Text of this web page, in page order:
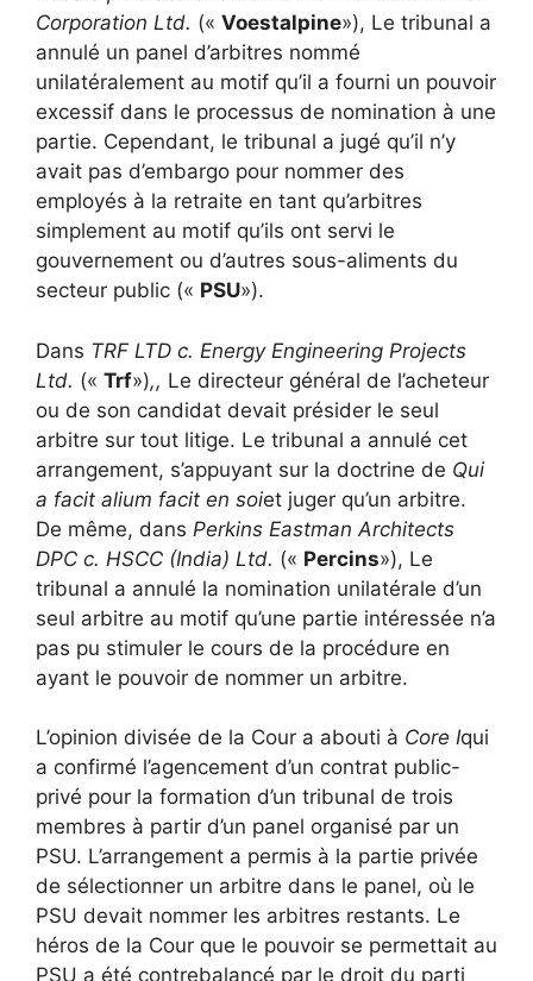
Corporation Ltd. (« Voestalpine»), Le tribunal a
annulé un panel d’arbitres nommé
unilatéralement au motif qu’il a fourni un pouvoir
excessif dans le processus de nomination à une
partie. Cependant, le tribunal a jugé qu’il n’y
avait pas d’embargo pour nommer des
employés à la retraite en tant qu’arbitres
simplement au motif qu’ils ont servi le
gouvernement ou d’autres sous-aliments du
secteur public (« PSU»).
Dans TRF LTD c. Energy Engineering Projects
Ltd. (« Trf»),, Le directeur général de l’acheteur
ou de son candidat devait présider le seul
arbitre sur tout litige. Le tribunal a annulé cet
arrangement, s’appuyant sur la doctrine de Qui
a facit alium facit en soiet juger qu’un arbitre.
De même, dans Perkins Eastman Architects
DPC c. HSCC (India) Ltd. (« Percins»), Le
tribunal a annulé la nomination unilatérale d’un
seul arbitre au motif qu’une partie intéressée n’a
pas pu stimuler le cours de la procédure en
ayant le pouvoir de nommer un arbitre.
L’opinion divisée de la Cour a abouti à Core Iqui
a confirmé l’agencement d’un contrat public-
privé pour la formation d’un tribunal de trois
membres à partir d’un panel organisé par un
PSU. L’arrangement a permis à la partie privée
de sélectionner un arbitre dans le panel, où le
PSU devait nommer les arbitres restants. Le
héros de la Cour que le pouvoir se permettait au
PSU a été contrebalancé par le droit du parti